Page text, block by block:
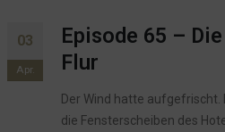
03
Apr.
Episode 65 –
Flur
Der Wind hatte
die Fensterscheiben des